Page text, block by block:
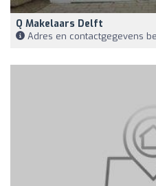
Q Makelaars Delft
Adres en contactgegevens